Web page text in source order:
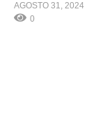
AGOSTO 31, 2024
0